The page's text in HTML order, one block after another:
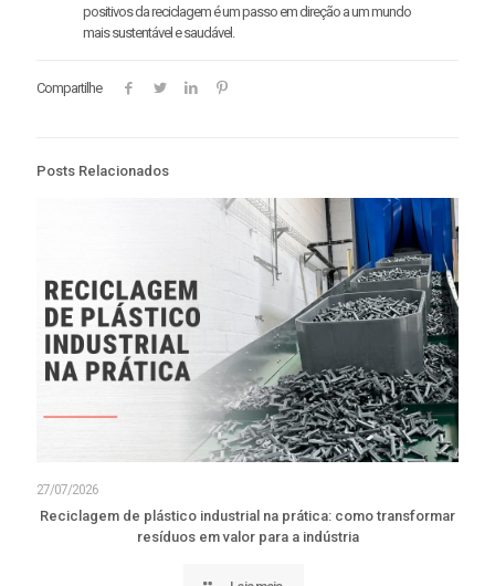
positivos da reciclagem é um passo em direção a um mundo
mais sustentável e saudável.
Compartilhe
Posts Relacionados
27/07/2026
Reciclagem de plástico industrial na prática: como transformar
resíduos em valor para a indústria